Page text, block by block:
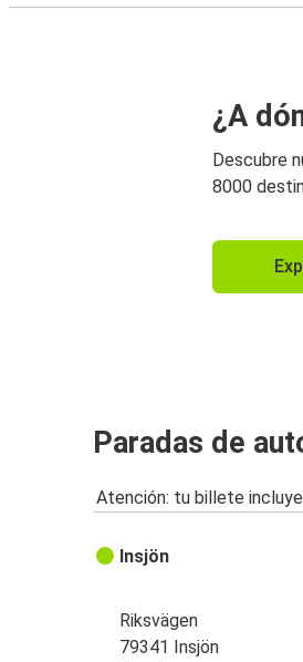
¿A
Descubre
8000
Paradas de
Atención: tu billete
Insjön
Riksvägen
79341 Insjön